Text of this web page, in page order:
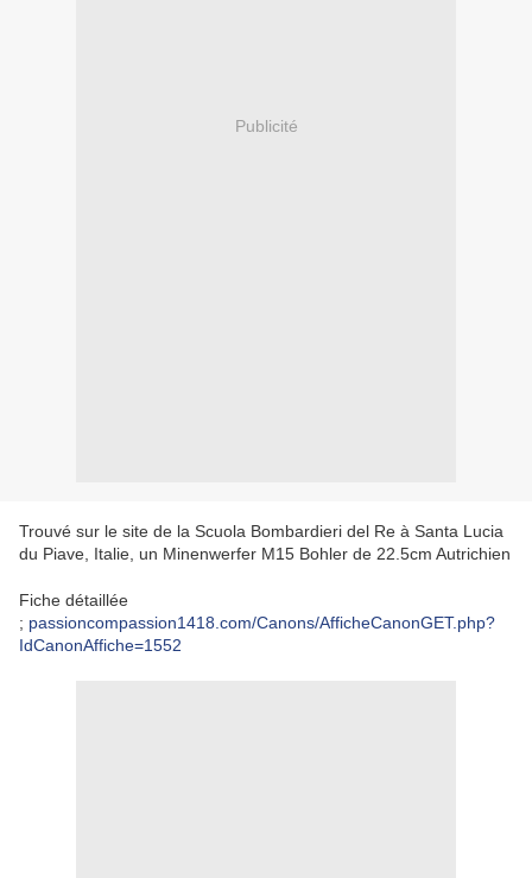
Publicité
Trouvé sur le site de la Scuola Bombardieri del Re à Santa Lucia
du Piave, Italie, un Minenwerfer M15 Bohler de 22.5cm Autrichien
Fiche détaillée
; passioncompassion1418.com/Canons/AfficheCanonGET.php?
IdCanonAffiche=1552